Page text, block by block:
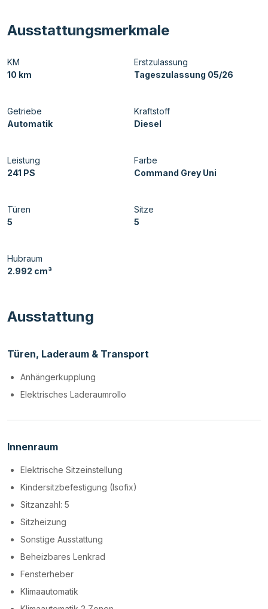
Ausstattungsmerkmale
KM
10 km
Erstzulassung
Tageszulassung 05/26
Getriebe
Automatik
Kraftstoff
Diesel
Leistung
241 PS
Farbe
Command Grey Uni
Türen
5
Sitze
5
Hubraum
2.992 cm³
Ausstattung
Türen, Laderaum & Transport
Anhängerkupplung
Elektrisches Laderaumrollo
Innenraum
Elektrische Sitzeinstellung
Kindersitzbefestigung (Isofix)
Sitzanzahl: 5
Sitzheizung
Sonstige Ausstattung
Beheizbares Lenkrad
Fensterheber
Klimaautomatik